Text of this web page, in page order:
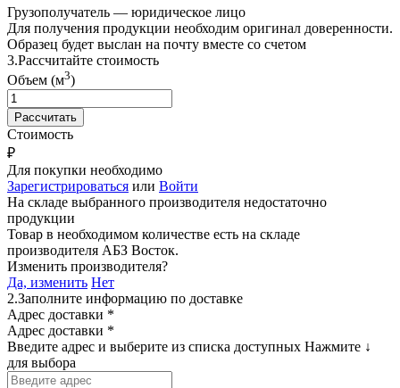
Грузополучатель — юридическое лицо
Для получения продукции необходим оригинал доверенности.
Образец будет выслан на почту вместе со счетом
3.Рассчитайте стоимость
Объем (м3)
Стоимость
₽
Для покупки необходимо
Зарегистрироваться или Войти
На складе выбранного производителя недостаточно
продукции
Товар в необходимом количестве есть на складе
производителя АБЗ Восток.
Изменить производителя?
Да, изменить Нет
2.Заполните информацию по доставке
Адрес доставки *
Адрес доставки *
Введите адрес и выберите из списка доступных Нажмите ↓
для выбора